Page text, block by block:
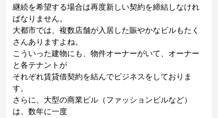
継続を希望する場合は再度新しい契約を締結しなけれ
ばなりません。
大都市では、複数店舗が入居した賑やかなビルもたく
さんありますよね。
こういった建物にも、物件オーナーがいて、オーナー
と各テナントが
それぞれ賃貸借契約を結んでビジネスをしておりま
す。
さらに、大型の商業ビル（ファッションビルなど）
は、数年に一度